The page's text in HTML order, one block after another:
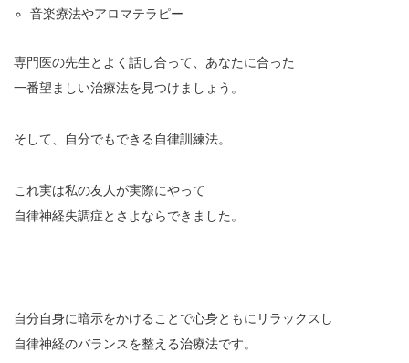
音楽療法やアロマテラピー
専門医の先生とよく話し合って、あなたに合った
一番望ましい治療法を見つけましょう。
そして、自分でもできる自律訓練法。
これ実は私の友人が実際にやって
自律神経失調症とさよならできました。
自分自身に暗示をかけることで心身ともにリラックスし
自律神経のバランスを整える治療法です。